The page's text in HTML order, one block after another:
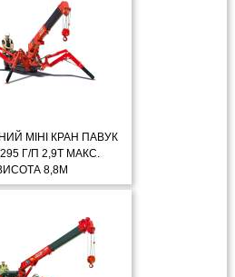
МІНІ КРАН ПАВУК
295 Г/П 2,9Т МАКС.
8,8М